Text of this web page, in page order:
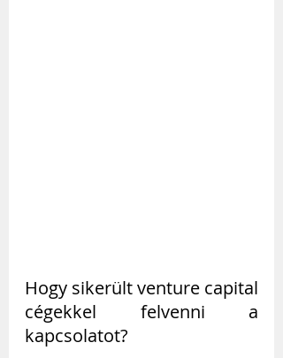
Hogy sikerült venture capital
cégekkel felvenni a
kapcsolatot?